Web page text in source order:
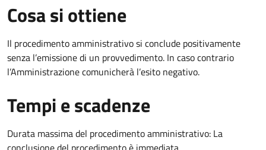
Cosa si ottiene
Il procedimento amministrativo si conclude positivamente
senza l’emissione di un provvedimento. In caso contrario
l’Amministrazione comunicherà l’esito negativo.
Tempi e scadenze
Durata massima del procedimento amministrativo: La